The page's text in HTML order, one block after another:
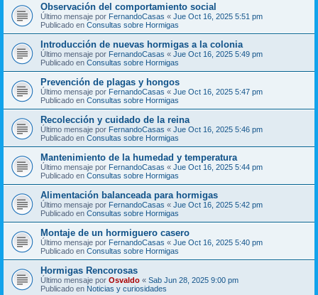
Observación del comportamiento social
Último mensaje por FernandoCasas « Jue Oct 16, 2025 5:51 pm
Publicado en Consultas sobre Hormigas
Introducción de nuevas hormigas a la colonia
Último mensaje por FernandoCasas « Jue Oct 16, 2025 5:49 pm
Publicado en Consultas sobre Hormigas
Prevención de plagas y hongos
Último mensaje por FernandoCasas « Jue Oct 16, 2025 5:47 pm
Publicado en Consultas sobre Hormigas
Recolección y cuidado de la reina
Último mensaje por FernandoCasas « Jue Oct 16, 2025 5:46 pm
Publicado en Consultas sobre Hormigas
Mantenimiento de la humedad y temperatura
Último mensaje por FernandoCasas « Jue Oct 16, 2025 5:44 pm
Publicado en Consultas sobre Hormigas
Alimentación balanceada para hormigas
Último mensaje por FernandoCasas « Jue Oct 16, 2025 5:42 pm
Publicado en Consultas sobre Hormigas
Montaje de un hormiguero casero
Último mensaje por FernandoCasas « Jue Oct 16, 2025 5:40 pm
Publicado en Consultas sobre Hormigas
Hormigas Rencorosas
Último mensaje por Osvaldo « Sab Jun 28, 2025 9:00 pm
Publicado en Noticias y curiosidades